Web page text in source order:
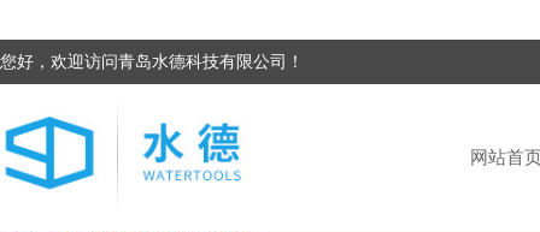
您好，欢迎访问青岛水德科技有限公司！
网站首